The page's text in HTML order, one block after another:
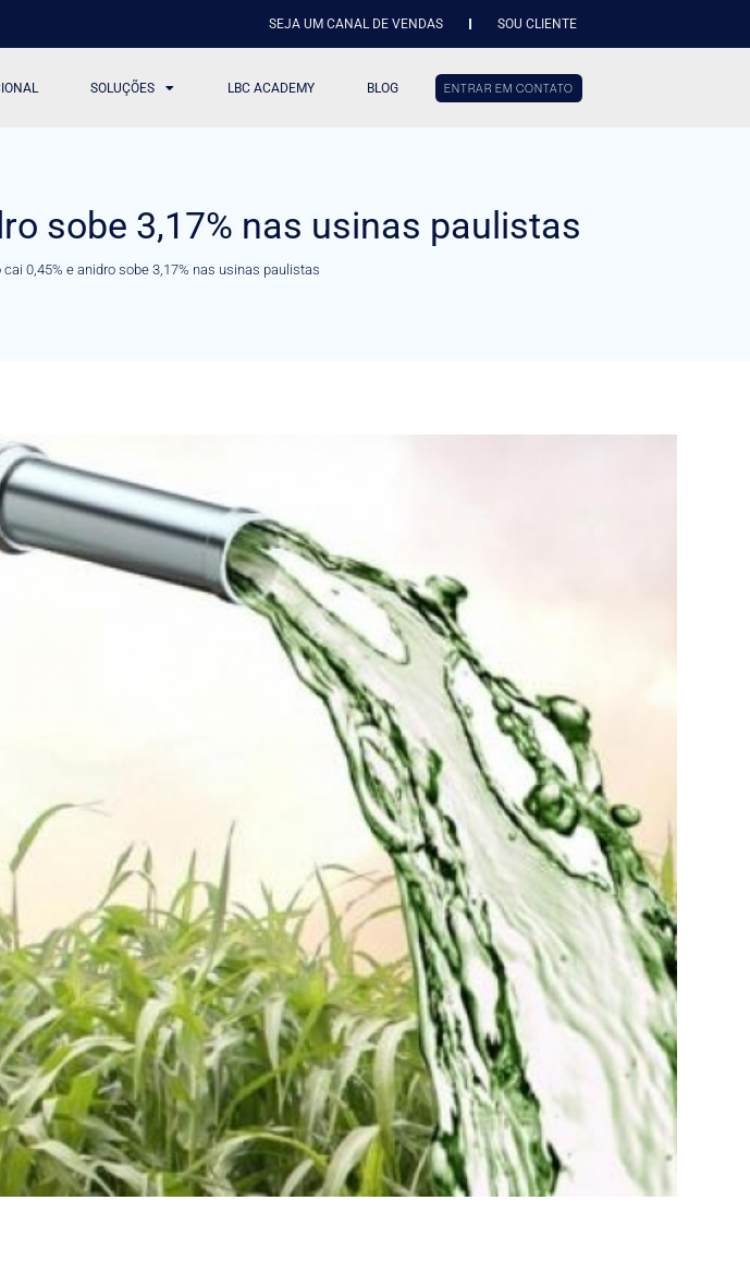
SEJA UM CANAL DE VENDAS SOU CLIENTE
SOLUÇÕES LBC ACADEMY BLOG ENTRAR EM CONTATO
sobe 3,17% nas usinas paulistas
cai 0,45% e anidro sobe 3,17% nas usinas paulistas